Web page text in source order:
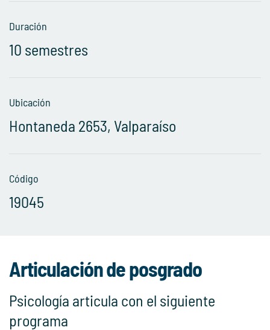
Duración
10 semestres
Ubicación
Hontaneda 2653, Valparaíso
Código
19045
Articulación de posgrado
Psicología articula con el siguiente
programa